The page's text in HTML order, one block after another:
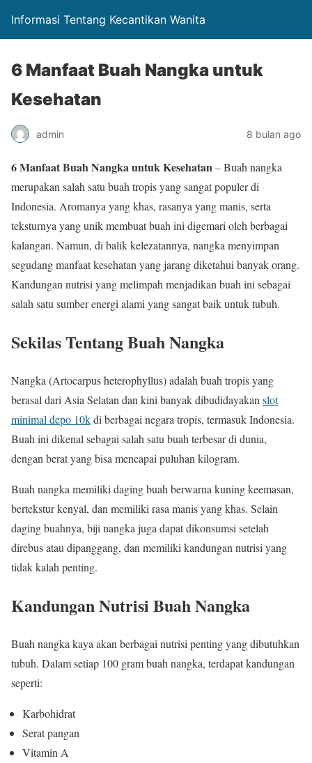
Informasi Tentang Kecantikan Wanita
6 Manfaat Buah Nangka untuk
Kesehatan
admin 8 bulan ago
6 Manfaat Buah Nangka untuk Kesehatan– Buah nangka
merupakan salah satu buah tropis yang sangat populer di
Indonesia. Aromanya yang khas, rasanya yang manis, serta
teksturnya yang unik membuat buah ini digemari oleh berbagai
kalangan. Namun, di balik kelezatannya, nangka menyimpan
segudang manfaat kesehatan yang jarang diketahui banyak orang.
Kandungan nutrisi yang melimpah menjadikan buah ini sebagai
salah satu sumber energi alami yang sangat baik untuk tubuh.
Sekilas Tentang Buah Nangka
Nangka (Artocarpus heterophyllus) adalah buah tropis yang
berasal dari Asia Selatan dan kini banyak dibudidayakan slot
minimal depo 10kdi berbagai negara tropis, termasuk Indonesia.
Buah ini dikenal sebagai salah satu buah terbesar di dunia,
dengan berat yang bisa mencapai puluhan kilogram.
Buah nangka memiliki daging buah berwarna kuning keemasan,
bertekstur kenyal, dan memiliki rasa manis yang khas. Selain
daging buahnya, biji nangka juga dapat dikonsumsi setelah
direbus atau dipanggang, dan memiliki kandungan nutrisi yang
tidak kalah penting.
Kandungan Nutrisi Buah Nangka
Buah nangka kaya akan berbagai nutrisi penting yang dibutuhkan
tubuh. Dalam setiap 100 gram buah nangka, terdapat kandungan
seperti:
Karbohidrat
Serat pangan
Vitamin A